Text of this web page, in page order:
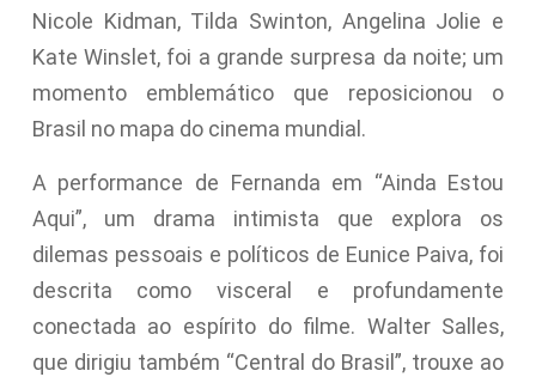
Nicole Kidman, Tilda Swinton, Angelina Jolie e
Kate Winslet, foi a grande surpresa da noite; um
momento emblemático que reposicionou o
Brasil no mapa do cinema mundial.
A performance de Fernanda em “Ainda Estou
Aqui”, um drama intimista que explora os
dilemas pessoais e políticos de Eunice Paiva, foi
descrita como visceral e profundamente
conectada ao espírito do filme. Walter Salles,
que dirigiu também “Central do Brasil”, trouxe ao